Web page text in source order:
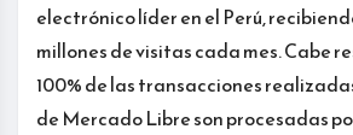
electrónico líder en el Perú,
millones de visitas cada mes. Cabe
100% de las transacciones
de Mercado Libre son procesadas